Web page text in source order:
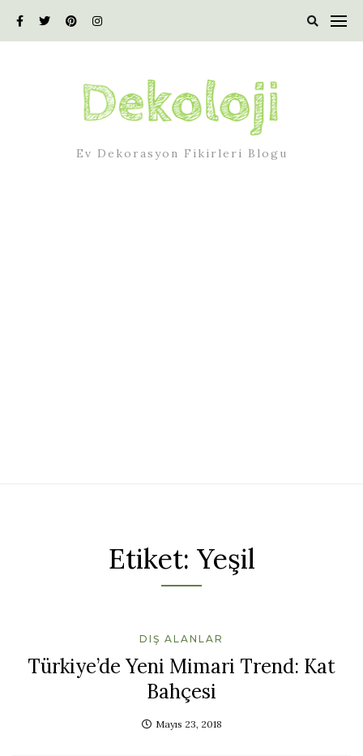
Ev Dekorasyon Fikirleri Blogu
Etiket: Yeşil
DIŞ ALANLAR
Türkiye’de Yeni Mimari Trend: Kat
Bahçesi
Mayıs 23, 2018